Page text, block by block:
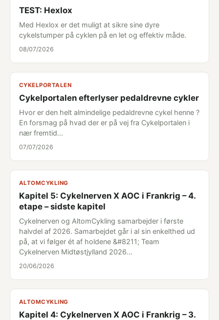
TEST: Hexlox
Med Hexlox er det muligt at sikre sine dyre
cykelstumper på cyklen på en let og effektiv måde.
08/07/2026
CYKELPORTALEN
Cykelportalen efterlyser pedaldrevne cykler
Hvor er den helt almindelige pedaldrevne cykel henne ?
En forsmag på hvad der er på vej fra Cykelportalen i
nær fremtid...
07/07/2026
ALTOMCYKLING
Kapitel 5: Cykelnerven X AOC i Frankrig – 4.
etape – sidste kapitel
Cykelnerven og AltomCykling samarbejder i første
halvdel af 2026. Samarbejdet går i al sin enkelthed ud
på, at vi følger ét af holdene &#8211; Team
Cykelnerven Midtøstjylland 2026…
20/06/2026
ALTOMCYKLING
Kapitel 4: Cykelnerven X AOC i Frankrig – 3.